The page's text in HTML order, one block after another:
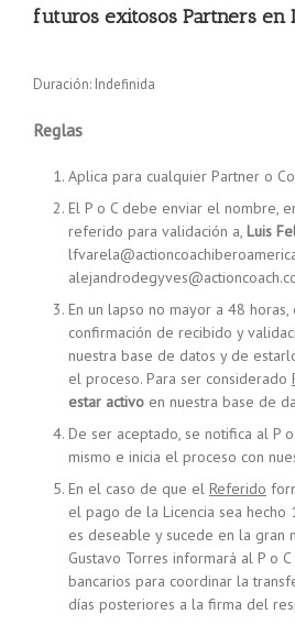
futuros exitosos Partners en
Duración: Indefinida
Reglas
Aplica para cualquier Partner o
El P o C debe enviar el nombre,
referido para validación a, Luis
En un lapso no mayor a 48 horas,
confirmación de recibido y
nuestra base de datos y de
el proceso. Para ser considerado
estar activo en nuestra base de
De ser aceptado, se notifica al P
mismo e inicia el proceso con
En el caso de que el Referido
el pago de la Licencia sea hecho
es deseable y sucede en la gran
Gustavo Torres informará al P o
bancarios para coordinar la
días posteriores a la firma del